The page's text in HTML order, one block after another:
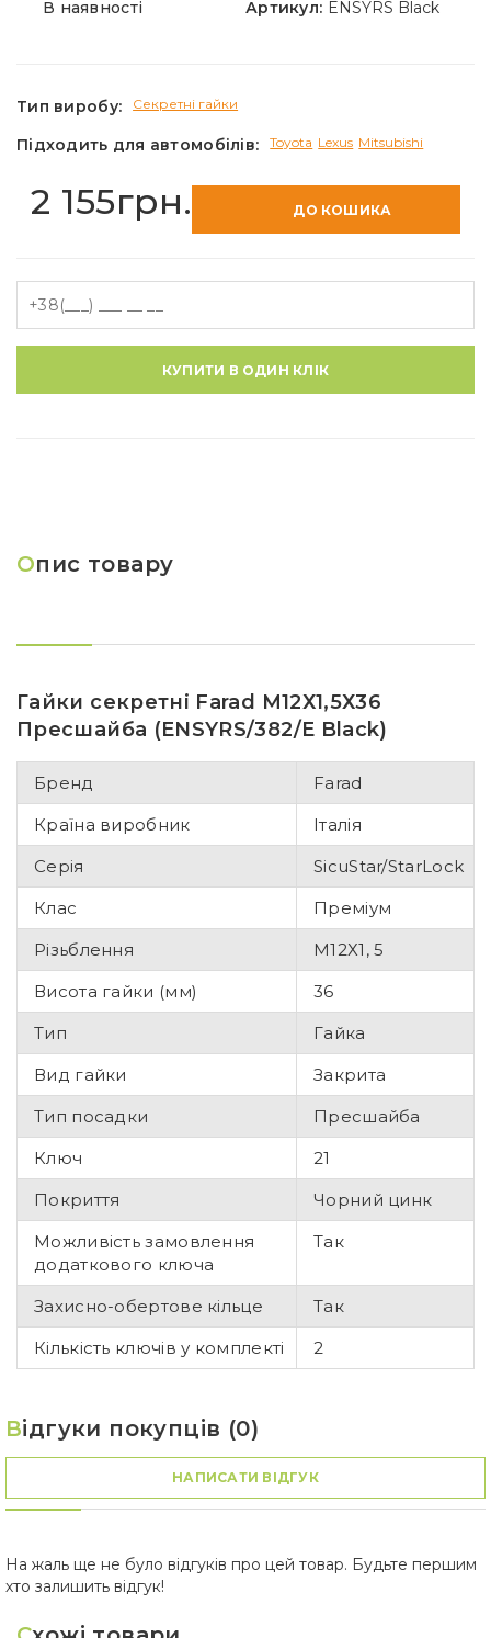
В наявності Артикул: ENSYRS Black
Тип виробу: Секретні гайки
Підходить для автомобілів: Toyota Lexus Mitsubishi
2 155грн. ДО КОШИКА
КУПИТИ В ОДИН КЛІК
Опис товару
Гайки секретні Farad М12Х1,5Х36
Пресшайба (ENSYRS/382/E Black)
Бренд
Farad
Країна виробник
Італія
Серія
SicuStar/StarLock
Клас
Преміум
Різьблення
М12Х1, 5
Висота гайки (мм)
36
Тип
Гайка
Вид гайки
Закрита
Тип посадки
Пресшайба
Ключ
21
Покриття
Чорний цинк
Можливість замовлення
додаткового ключа
Так
Захисно-обертове кільце
Так
Кількість ключів у комплекті
2
Відгуки покупців (0)
НАПИСАТИ ВІДГУК
На жаль ще не було відгуків про цей товар. Будьте першим
хто залишить відгук!